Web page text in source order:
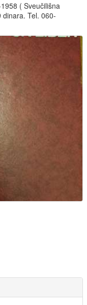
( Sveučilišna
Tel. 060-